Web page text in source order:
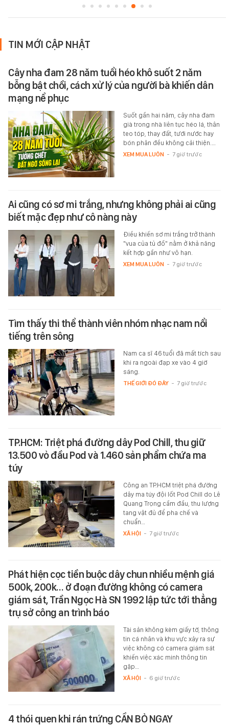
TIN MỚI CẬP NHẬT
Cây nha đam 28 năm tuổi héo khô suốt 2 năm
bỗng bật chồi, cách xử lý của người bà khiến dân
mạng nể phục
Suốt gần hai năm, cây nha đam
già trong nhà liên tục héo lá, thân
teo tóp, thay đất, tưới nước hay
bón phân đều không cải thiện.…
XEM MUA LUÔN - 7 giờ trước
Ai cũng có sơ mi trắng, nhưng không phải ai cũng
biết mặc đẹp như cô nàng này
Điều khiến sơ mi trắng trở thành
"vua của tủ đồ" nằm ở khả năng
kết hợp gần như vô hạn.
XEM MUA LUÔN - 7 giờ trước
Tìm thấy thi thể thành viên nhóm nhạc nam nổi
tiếng trên sông
Nam ca sĩ 46 tuổi đã mất tích sau
khi ra ngoài đạp xe vào 4 giờ
sáng.
THẾ GIỚI ĐÓ ĐÂY - 7 giờ trước
TP.HCM: Triệt phá đường dây Pod Chill, thu giữ
13.500 vỏ đầu Pod và 1.460 sản phẩm chứa ma
túy
Công an TP.HCM triệt phá đường
dây ma túy đội lốt Pod Chill do Lê
Quang Trọng cầm đầu, thu lượng
tang vật đủ để pha chế và
chuẩn…
XÃ HỘI - 7 giờ trước
Phát hiện cọc tiền buộc dây chun nhiều mệnh giá
500k, 200k… ở đoạn đường không có camera
giám sát, Trần Ngọc Hà SN 1992 lập tức tới thẳng
trụ sở công an trình báo
Tài sản không kèm giấy tờ, thông
tin cá nhân và khu vực xảy ra sự
việc không có camera giám sát
khiến việc xác minh thông tin
gặp…
XÃ HỘI - 6 giờ trước
4 thói quen khi rán trứng CẦN BỎ NGAY